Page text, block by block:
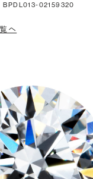
BPDL013-02159320
へ